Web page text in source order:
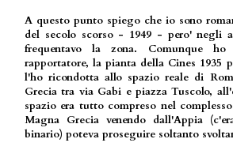
A questo punto spiego che io sono
del secolo scorso - 1949 - pero' negli
frequentavo la zona. Comunque
rapportatore, la pianta della Cines 1935
l'ho ricondotta allo spazio reale di
Grecia tra via Gabi e piazza Tuscolo,
spazio era tutto compreso nel
Magna Grecia venendo dall'Appia
binario) poteva proseguire soltanto